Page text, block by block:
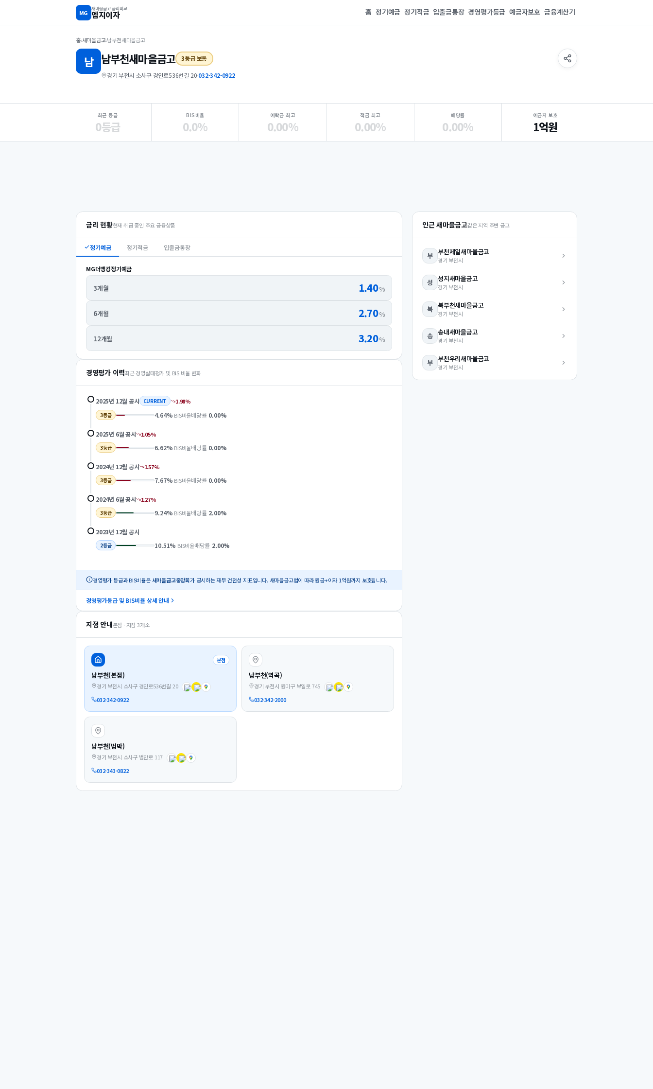
MG
새마을금고 금리비교
엠지이자 홈 정기예금 정기적금 입출금통장 경영평가등급 예금자보호 금융계산기
홈›새마을금고›남부천새마을금고
남 남부천새마을금고 3등급 보통
경기 부천시 소사구 경인로536번길 20·032-342-0922
최근 등급
0등급
BIS비율
0.0%
예탁금 최고
0.00%
적금 최고
0.00%
배당률
0.00%
예금자 보호
1억원
금리 현황현재 취급 중인 주요 금융상품
정기예금 정기적금 입출금통장
MG더뱅킹정기예금
3개월 1.40%
6개월 2.70%
12개월 3.20%
경영평가 이력최근 경영실태평가 및 BIS 비율 변화
2025년 12월 공시 CURRENT 1.98%
3등급 4.64% BIS비율배당률 0.00%
2025년 6월공시 1.05%
3등급 6.62% BIS비율배당률 0.00%
2024년 12월 공시 1.57%
3등급 7.67% BIS비율배당률 0.00%
2024년 6월공시 1.27%
3등급 9.24% BIS비율배당률 2.00%
2023년 12월 공시
2등급 10.51% BIS비율배당률 2.00%
경영평가 등급과 BIS비율은 새마을금고중앙회가 공시하는 재무 건전성 지표입니다. 새마을금고법에 따라 원금+이자 1억원까지 보호됩니다.
경영평가등급 및 BIS비율 상세 안내
지점 안내본점 · 지점 3개소
본점
남부천(본점)
경기 부천시 소사구 경인로536번길 20
032-342-0922
남부천(역곡)
경기 부천시 원미구 부일로 745
032-342-2000
남부천(범박)
경기 부천시 소사구 범안로 117
032-343-0822
인근 새마을금고같은 지역 주변 금고
부 부천제일새마을금고
경기 부천시
성 성지새마을금고
경기 부천시
북 북부천새마을금고
경기 부천시
송 송내새마을금고
경기 부천시
부 부천우리새마을금고
경기 부천시